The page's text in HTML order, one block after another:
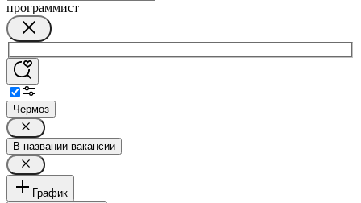
программист
Чермоз
В названии вакансии
График